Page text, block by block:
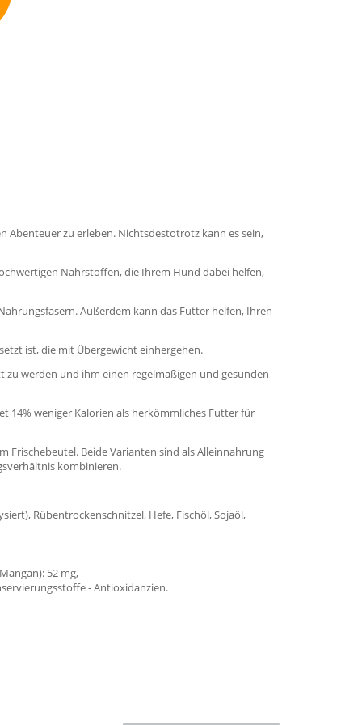
Abenteuer zu erleben. Nichtsdestotrotz kann es sein,
Nährstoffen, die Ihrem Hund dabei helfen,
Außerdem kann das Futter helfen, Ihren
ist, die mit Übergewicht einhergehen.
werden und ihm einen regelmäßigen und gesunden
14% weniger Kalorien als herkömmliches Futter für
Frischebeutel. Beide Varianten sind als Alleinnahrung
kombinieren.
Rübentrockenschnitzel, Hefe, Fischöl, Sojaöl,
52 mg,
- Antioxidanzien.